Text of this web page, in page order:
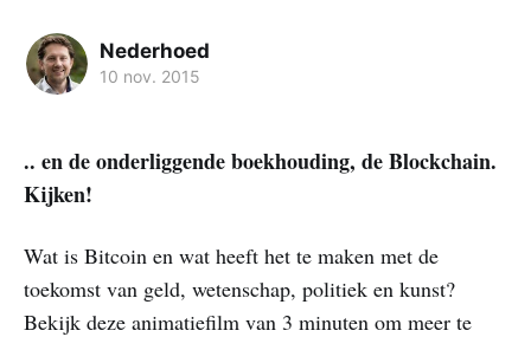
Nederhoed
10 nov. 2015
.. en de onderliggende boekhouding, de Blockchain.
Kijken!
Wat is Bitcoin en wat heeft het te maken met de
toekomst van geld, wetenschap, politiek en kunst?
Bekijk deze animatiefilm van 3 minuten om meer te